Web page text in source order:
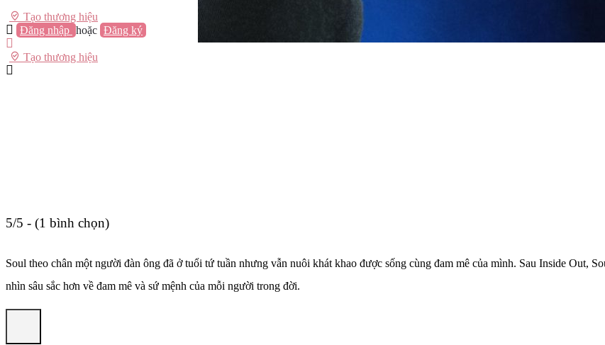
Tạo thương hiệu
Đăng nhập hoặc Đăng ký
Tạo thương hiệu
5/5 - (1 bình chọn)
Soul theo chân một người đàn ông đã ở tuổi tứ tuần nhưng vẫn nuôi khát khao được sống cùng đam mê của mình. Sau Inside Out,
nhìn sâu sắc hơn về đam mê và sứ mệnh của mỗi người trong đời.